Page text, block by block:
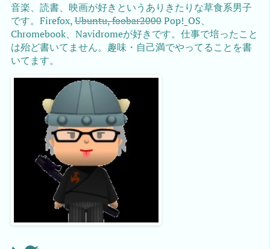
音楽、読書、映画が好きというありきたりな草食系男子
です。Firefox,Ubuntu, foobar2000Pop!_OS、
Chromebook、Navidromeが好きです。仕事で培ったこと
は殆ど書いてません。趣味・自己満でやってることを書
いてます。